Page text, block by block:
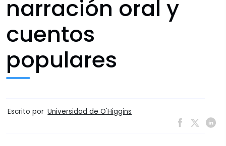
narración oral y
cuentos
populares
Escrito por Universidad de O'Higgins